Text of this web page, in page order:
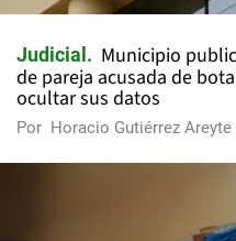
Judicial
Municipio
de pareja acusada de
ocultar sus datos
Por Horacio Gutiérrez Areyte